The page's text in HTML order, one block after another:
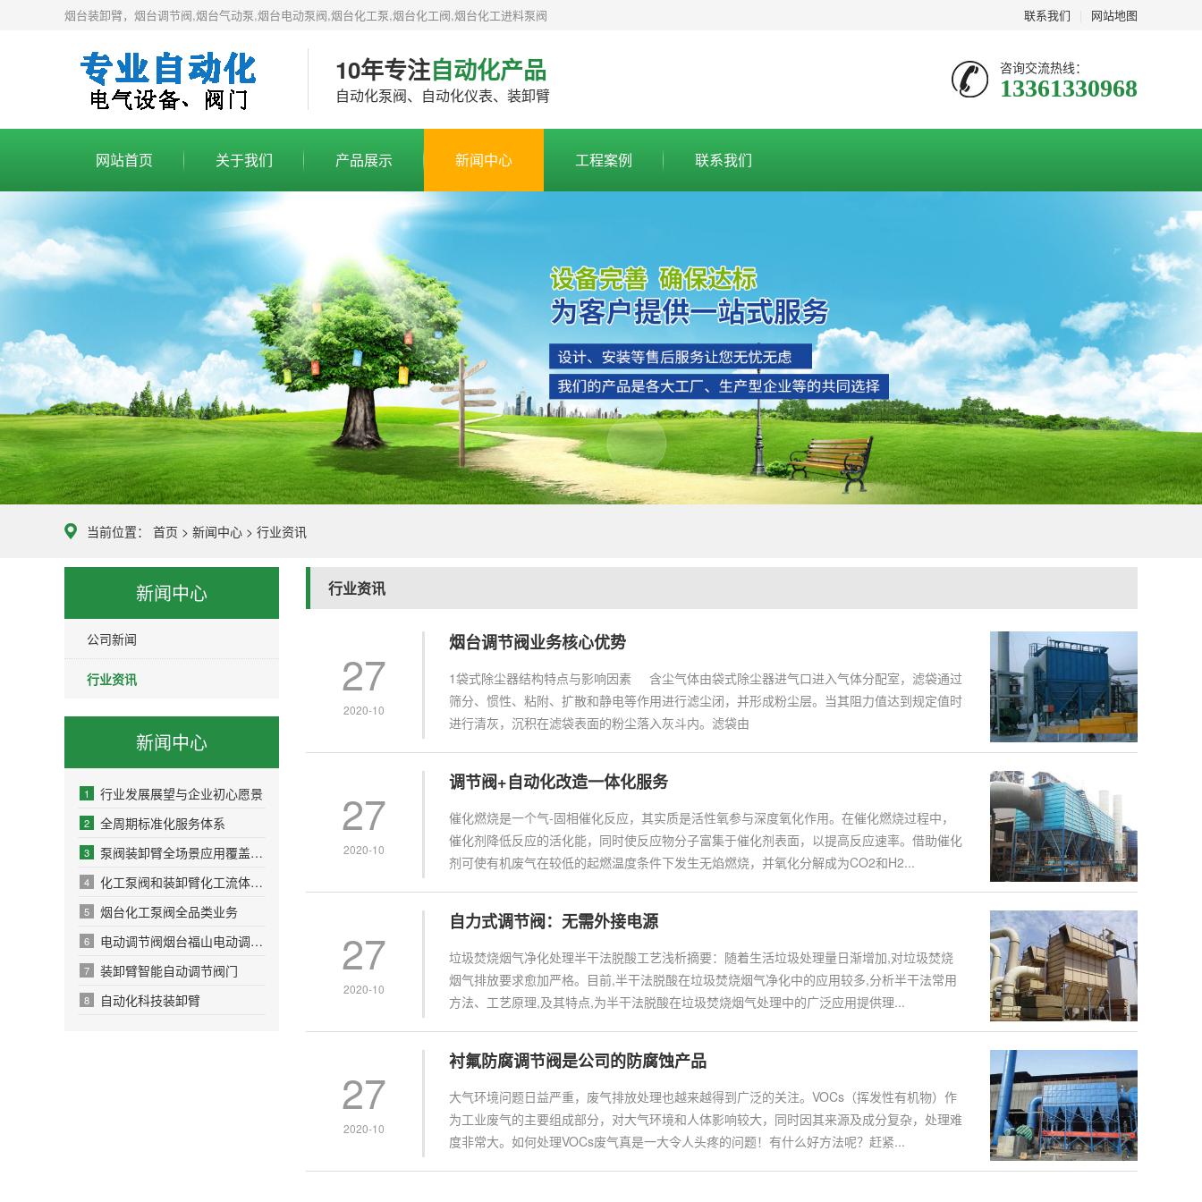
联系我们 网站地图
烟台装卸臂，烟台调节阀,烟台气动泵,烟台电动泵阀,烟台化工泵,烟台化工阀,烟台化工进料泵阀
10年专注自动化产品
自动化泵阀、自动化仪表、装卸臂
咨询交流热线：
13361330968
网站首页 关于我们 产品展示 新闻中心 工程案例 联系我们
当前位置： 首页 > 新闻中心 > 行业资讯
新闻中心
公司新闻
行业资讯
新闻中心
1 行业发展展望与企业初心愿景
2 全周期标准化服务体系
3 泵阀装卸臂全场景应用覆盖与行业合作价值
4 化工泵阀和装卸臂化工流体设备行业刚需属性
5 烟台化工泵阀全品类业务
6 电动调节阀烟台福山电动调节阀门
7 装卸臂智能自动调节阀门
8 自动化科技装卸臂
行业资讯
27
2020-10
烟台调节阀业务核心优势
1袋式除尘器结构特点与影响因素 含尘气体由袋式除尘器进气口进入气体分配室，滤袋通过
筛分、惯性、粘附、扩散和静电等作用进行滤尘闭，并形成粉尘层。当其阻力值达到规定值时
进行清灰，沉积在滤袋表面的粉尘落入灰斗内。滤袋由
27
2020-10
调节阀+自动化改造一体化服务
催化燃烧是一个气-固相催化反应，其实质是活性氧参与深度氧化作用。在催化燃烧过程中，
催化剂降低反应的活化能，同时使反应物分子富集于催化剂表面，以提高反应速率。借助催化
剂可使有机废气在较低的起燃温度条件下发生无焰燃烧，并氧化分解成为CO2和H2...
27
2020-10
自力式调节阀：无需外接电源
垃圾焚烧烟气净化处理半干法脱酸工艺浅析摘要：随着生活垃圾处理量日渐增加,对垃圾焚烧
烟气排放要求愈加严格。目前,半干法脱酸在垃圾焚烧烟气净化中的应用较多,分析半干法常用
方法、工艺原理,及其特点,为半干法脱酸在垃圾焚烧烟气处理中的广泛应用提供理...
27
2020-10
衬氟防腐调节阀是公司的防腐蚀产品
大气环境问题日益严重，废气排放处理也越来越得到广泛的关注。VOCs（挥发性有机物）作
为工业废气的主要组成部分，对大气环境和人体影响较大，同时因其来源及成分复杂，处理难
度非常大。如何处理VOCs废气真是一大令人头疼的问题！有什么好方法呢？赶紧...